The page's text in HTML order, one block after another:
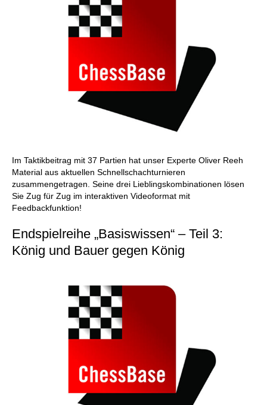
Im Taktikbeitrag mit 37 Partien hat unser Experte Oliver Reeh
Material aus aktuellen Schnellschachturnieren
zusammengetragen. Seine drei Lieblingskombinationen lösen
Sie Zug für Zug im interaktiven Videoformat mit
Feedbackfunktion!
Endspielreihe „Basiswissen“ – Teil 3:
König und Bauer gegen König